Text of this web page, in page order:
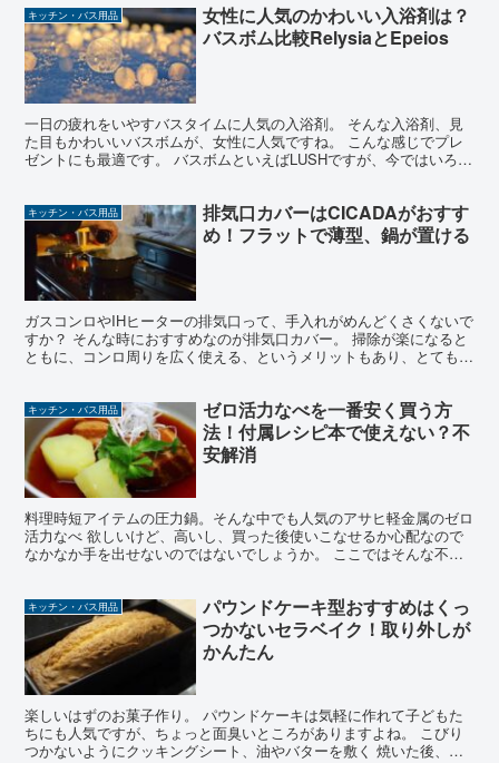
キッチン・バス用品
女性に人気のかわいい入浴剤は？
バスボム比較RelysiaとEpeios
一日の疲れをいやすバスタイムに人気の入浴剤。 そんな入浴剤、見
た目もかわいいバスボムが、女性に人気ですね。 こんな感じでプレ
ゼントにも最適です。 バスボムといえばLUSHですが、今ではいろい
キッチン・バス用品
排気口カバーはCICADAがおすす
め！フラットで薄型、鍋が置ける
ガスコンロやIHヒーターの排気口って、手入れがめんどくさくないで
すか？ そんな時におすすめなのが排気口カバー。 掃除が楽になると
ともに、コンロ周りを広く使える、というメリットもあり、とても便
キッチン・バス用品
ゼロ活力なべを一番安く買う方
法！付属レシピ本で使えない？不
安解消
料理時短アイテムの圧力鍋。そんな中でも人気のアサヒ軽金属のゼロ
活力なべ 欲しいけど、高いし、買った後使いこなせるか心配なので
なかなか手を出せないのではないでしょうか。 ここではそんな不安
キッチン・バス用品
パウンドケーキ型おすすめはくっ
つかないセラベイク！取り外しが
かんたん
楽しいはずのお菓子作り。 パウンドケーキは気軽に作れて子どもた
ちにも人気ですが、ちょっと面臭いところがありますよね。 こびり
つかないようにクッキングシート、油やバターを敷く 焼いた後、ケ